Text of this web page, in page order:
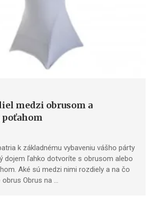
medzi obrusom a
k základnému vybaveniu vášho párty
dojem ľahko dotvoríte s obrusom alebo
Aké sú medzi nimi rozdiely a na čo
obrus Obrus ​​na …